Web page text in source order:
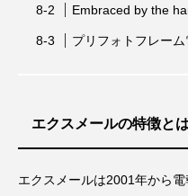
Embraced by the
プリフォトフレー
エクスメールの特徴と
エクスメールは2001年から